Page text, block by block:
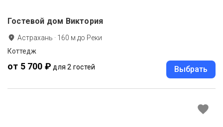
Гостевой дом Виктория
Астрахань · 160 м до Реки
Коттедж
от 5 700 ₽ для 2 гостей Выбрать